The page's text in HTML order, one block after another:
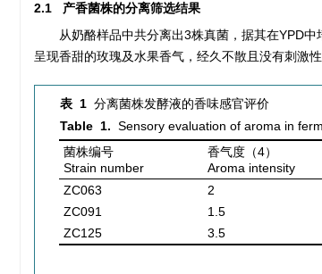
2.1 产香菌株的分离筛选结果
从奶酪样品中共分离出3株真菌，据其在YPD中
呈现香甜的玫瑰及水果香气，经久不散且没有刺激
表 1 分离菌株发酵液的香味感官评价
Table 1. Sensory evaluation of aroma in
菌株编号
Strain number
香气度（4）
Aroma intensity
ZC063
2
ZC091
1.5
ZC125
3.5